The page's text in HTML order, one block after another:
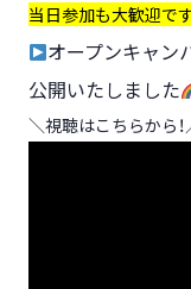
当日参加も大歓迎で
オープンキャン
公開いたしました
＼視聴はこちらから！